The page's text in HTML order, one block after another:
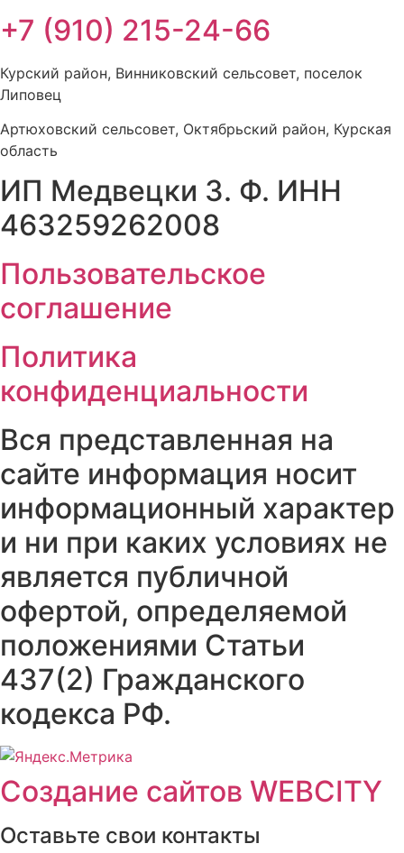
+7 (910) 215-24-66
Курский район, Винниковский сельсовет, поселок
Липовец
Артюховский сельсовет, Октябрьский район, Курская
область
ИП Медвецки З. Ф. ИНН
463259262008
Пользовательское
соглашение
Политика
конфиденциальности
Вся представленная на
сайте информация носит
информационный характер
и ни при каких условиях не
является публичной
офертой, определяемой
положениями Статьи
437(2) Гражданского
кодекса РФ.
Создание сайтов WEBCITY
Оставьте свои контакты